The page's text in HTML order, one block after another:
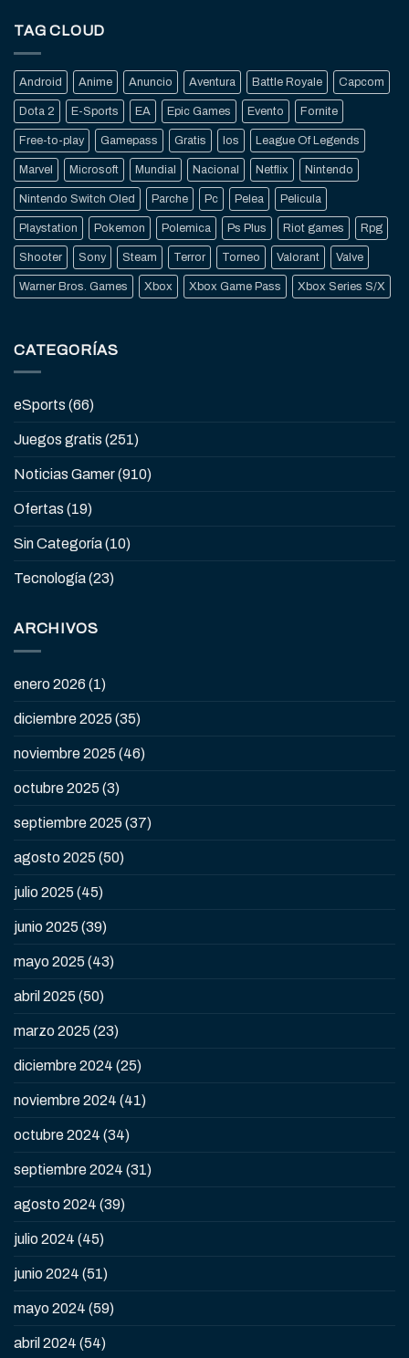
TAG CLOUD
Android Anime Anuncio Aventura Battle Royale Capcom
Dota 2 E-Sports EA Epic Games Evento Fornite
Free-to-play Gamepass Gratis Ios League Of Legends
Marvel Microsoft Mundial Nacional Netflix Nintendo
Nintendo Switch Oled Parche Pc Pelea Pelicula
Playstation Pokemon Polemica Ps Plus Riot games Rpg
Shooter Sony Steam Terror Torneo Valorant Valve
Warner Bros. Games Xbox Xbox Game Pass Xbox Series S/X
CATEGORÍAS
eSports (66)
Juegos gratis (251)
Noticias Gamer(910)
Ofertas (19)
Sin Categoría(10)
Tecnología(23)
ARCHIVOS
enero 2026 (1)
diciembre 2025 (35)
noviembre 2025 (46)
octubre 2025 (3)
septiembre 2025 (37)
agosto 2025 (50)
julio 2025 (45)
junio 2025 (39)
mayo 2025 (43)
abril 2025 (50)
marzo 2025 (23)
diciembre 2024 (25)
noviembre 2024 (41)
octubre 2024 (34)
septiembre 2024 (31)
agosto 2024 (39)
julio 2024 (45)
junio 2024 (51)
mayo 2024 (59)
abril 2024 (54)